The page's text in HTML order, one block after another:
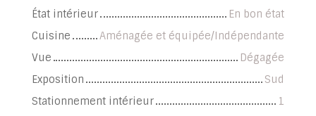
État intérieur
En bon état
Cuisine
Aménagée et équipée/Indépendante
Vue
Dégagée
Exposition
Sud
Stationnement intérieur
1